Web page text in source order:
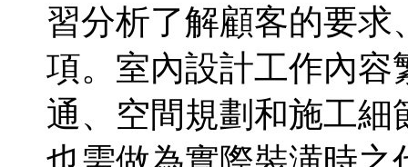
習分析了解顧客的要
項。室內設計工作內容
通、空間規劃和施工